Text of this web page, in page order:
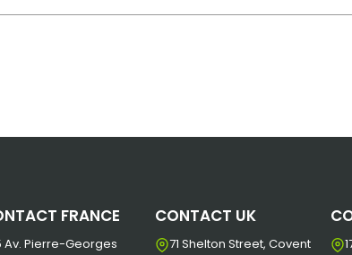
FRANCE
Av. Pierre-Georges
CONTACT UK
71 Shelton Street, Covent